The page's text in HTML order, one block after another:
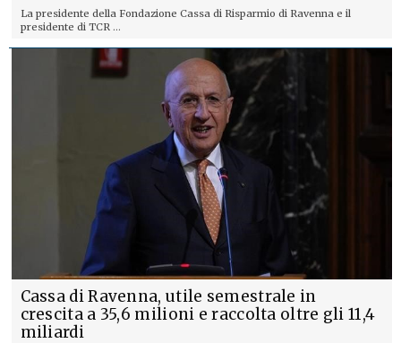
La presidente della Fondazione Cassa di Risparmio di Ravenna e il
presidente di TCR ...
Cassa di Ravenna, utile semestrale in
crescita a 35,6 milioni e raccolta oltre gli 11,4
miliardi